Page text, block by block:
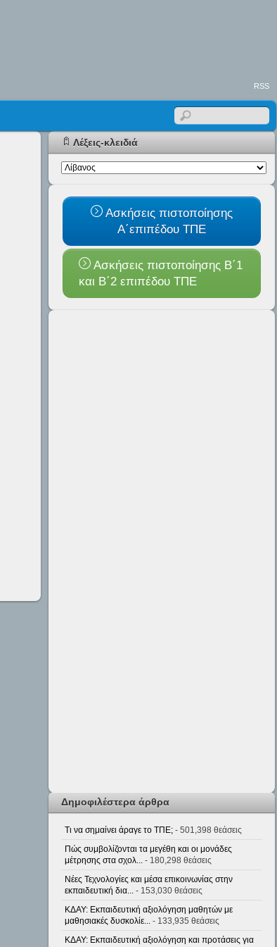
RSS
Λέξεις-κλειδιά
Ασκήσεις πιστοποίησης
Α΄επιπέδου ΤΠΕ
Ασκήσεις πιστοποίησης Β΄1
και B΄2 επιπέδου ΤΠΕ
Δημοφιλέστερα άρθρα
Τι να σημαίνει άραγε το ΤΠΕ;- 501,398 θεάσεις
Πώς συμβολίζονται τα μεγέθη και οι μονάδες
μέτρησης στα σχολ...- 180,298 θεάσεις
Νέες Τεχνολογίες και μέσα επικοινωνίας στην
εκπαιδευτική δια...- 153,030 θεάσεις
ΚΔΑΥ: Εκπαιδευτική αξιολόγηση μαθητών με
μαθησιακές δυσκολίε...- 133,935 θεάσεις
ΚΔΑΥ: Εκπαιδευτική αξιολόγηση και προτάσεις για